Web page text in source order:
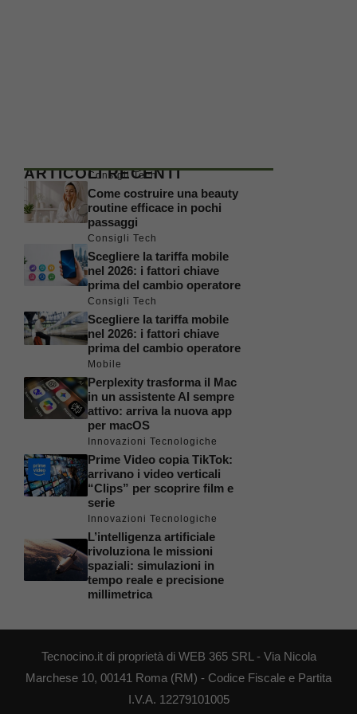
ARTICOLI RECENTI
Consigli Tech
Come costruire una beauty
routine efficace in pochi
passaggi
Consigli Tech
Scegliere la tariffa mobile
nel 2026: i fattori chiave
prima del cambio operatore
Consigli Tech
Scegliere la tariffa mobile
nel 2026: i fattori chiave
prima del cambio operatore
Mobile
Perplexity trasforma il Mac
in un assistente AI sempre
attivo: arriva la nuova app
per macOS
Innovazioni Tecnologiche
Prime Video copia TikTok:
arrivano i video verticali
“Clips” per scoprire film e
serie
Innovazioni Tecnologiche
L’intelligenza artificiale
rivoluziona le missioni
spaziali: simulazioni in
tempo reale e precisione
millimetrica
Tecnocino.it di proprietà di WEB 365 SRL - Via Nicola
Marchese 10, 00141 Roma (RM) - Codice Fiscale e Partita
I.V.A. 12279101005